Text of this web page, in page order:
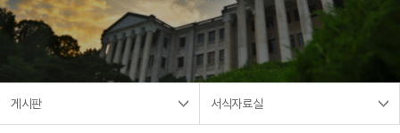
게시판 서식자료실